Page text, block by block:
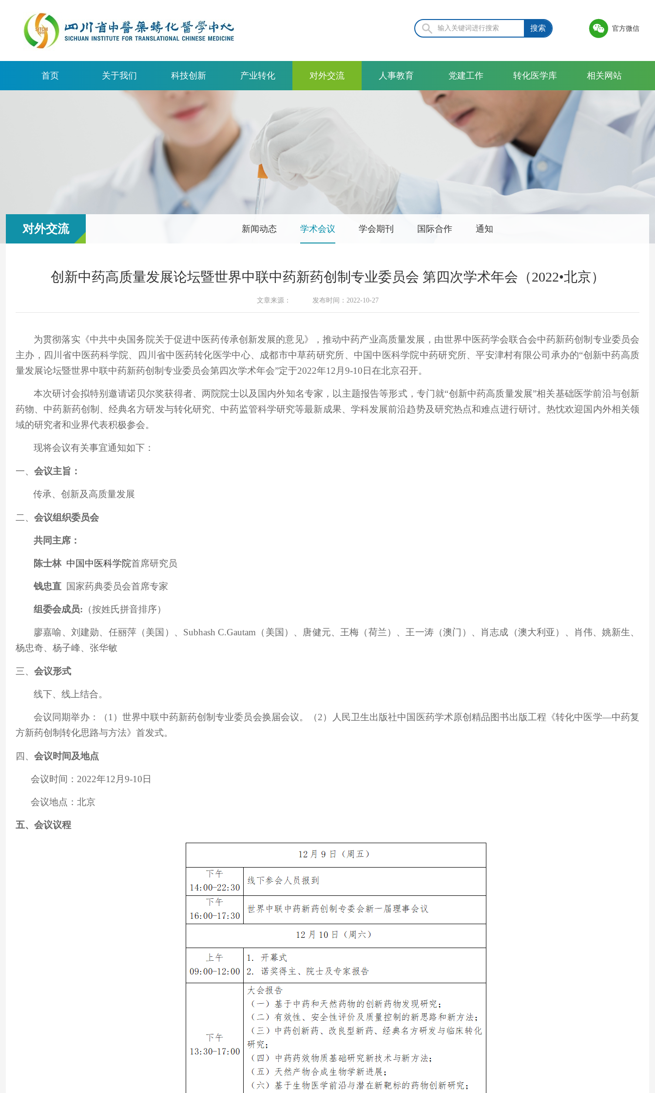
搜索  官方微信
首页 关于我们 科技创新 产业转化 对外交流 人事教育 党建工作 转化医学库 相关网站
对外交流 新闻动态 学术会议 学会期刊 国际合作 通知
创新中药高质量发展论坛暨世界中联中药新药创制专业委员会 第四次学术年会（2022•北京）
文章来源： 发布时间：2022-10-27
为贯彻落实《中共中央国务院关于促进中医药传承创新发展的意见》 ， 推动中药产业高质量发展， 由世界中医药学会联合会中药新药创制专业委员会
主办，四川省中医药科学院、四川省中医药转化医学中心、成都市中草药研究所、中国中医科学院中药研究所、平安津村有限公司承办的“创新中药高质
量发展论坛暨世界中联中药新药创制专业委员会第四次学术年会”定于2022年12月9-10日在北京召开。
本次研讨会拟特别邀请诺贝尔奖获得者、两院院士以及国内外知名专家，以主题报告等形式，专门就“创新中药高质量发展”相关基础医学前沿与创新
药物、中药新药创制、经典名方研发与转化研究、中药监管科学研究等最新成果、学科发展前沿趋势及研究热点和难点进行研讨。热忱欢迎国内外相关领
域的研究者和业界代表积极参会。
现将会议有关事宜通知如下：
一、 会议主旨：
传承、创新及高质量发展
二、 会议组织委员会
共同主席：
陈士林 中国中医科学院首席研究员
钱忠直 国家药典委员会首席专家
组委会成员: （按姓氏拼音排序）
廖嘉喻、刘建勋、任丽萍（美国）、Subhash C.Gautam（美国）、唐健元、王梅（荷兰）、王一涛（澳门）、肖志成（澳大利亚）、肖伟、姚新生、
杨忠奇、杨子峰、张华敏
三、 会议形式
线下、线上结合。
会议同期举办：（1）世界中联中药新药创制专业委员会换届会议。（2）人民卫生出版社中国医药学术原创精品图书出版工程《转化中医学—中药复
方新药创制转化思路与方法》首发式。
四、 会议时间及地点
会议时间： 2022年12月9-10日
会议地点 ：北京
五、会议议程